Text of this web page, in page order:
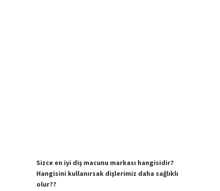
Sizce en iyi diş macunu markası hangisidir?
Hangisini kullanırsak dişlerimiz daha sağlıklı
olur??